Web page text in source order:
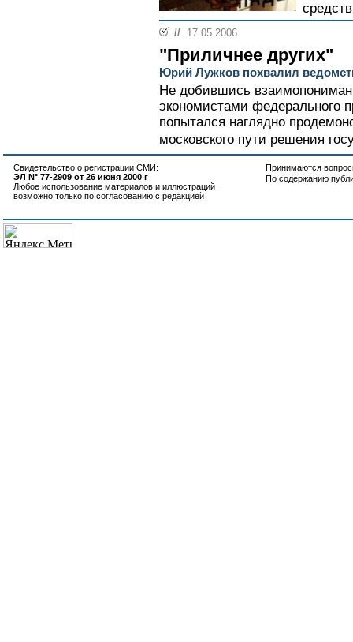
// 17.05.2006
"Приличнее других"
Юрий Лужков похвалил
Не добившись
экономистами федерального
попытался наглядно
московского пути решения
Свидетельство о регистрации СМИ:
ЭЛ N° 77-2909 от 26 июня 2000 г
Любое использование материалов и иллюстраций
возможно только по согласованию с редакцией
Принимаются
По содержанию